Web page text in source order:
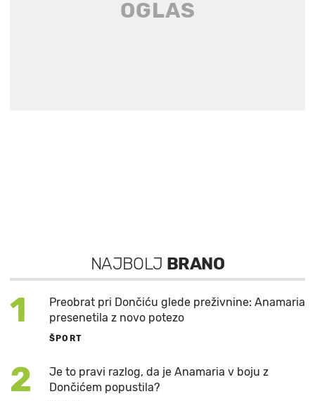
NAJBOLJ BRANO
1
Preobrat pri Dončiću glede preživnine: Anamaria
presenetila z novo potezo
ŠPORT
2
Je to pravi razlog, da je Anamaria v boju z
Dončićem popustila?